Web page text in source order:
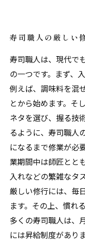
寿司職人の厳しい
寿司職人は、現代で
の一つです。まず、
例えば、調味料を混
とから始めます。そ
ネタを選び、握る技
るように、寿司職人
になるまで修業が必
業期間中は師匠とと
入れなどの繁雑なタ
厳しい修行には、毎
ます。その上、慣れ
多くの寿司職人は、
には昇給制度があり